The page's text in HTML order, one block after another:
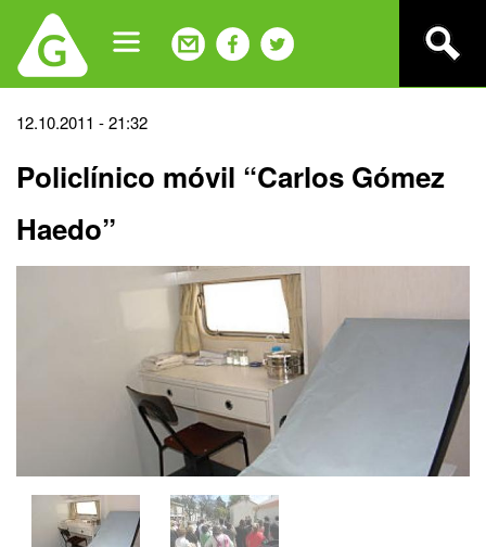
navigation
Back
top
12.10.2011 - 21:32
Policlínico móvil “Carlos Gómez
Haedo”